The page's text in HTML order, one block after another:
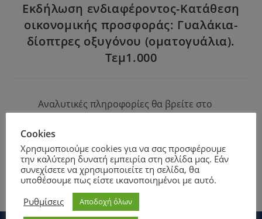
Εκδήλωση ενδιαφέροντος-Κατάθεση
οικονομικής προσφοράς: Γυαλάκια-
δίοπτρες οξυγόνου (οματογυάλια).
Τεμ1.000
Αναλυτικές πληροφορίες θα βρείτε στο
Cookies
Χρησιμοποιούμε cookies για να σας προσφέρουμε
την καλύτερη δυνατή εμπειρία στη σελίδα μας. Εάν
συνεχίσετε να χρησιμοποιείτε τη σελίδα, θα
υποθέσουμε πως είστε ικανοποιημένοι με αυτό.
Ρυθμίσεις
Αποδοχή όλων